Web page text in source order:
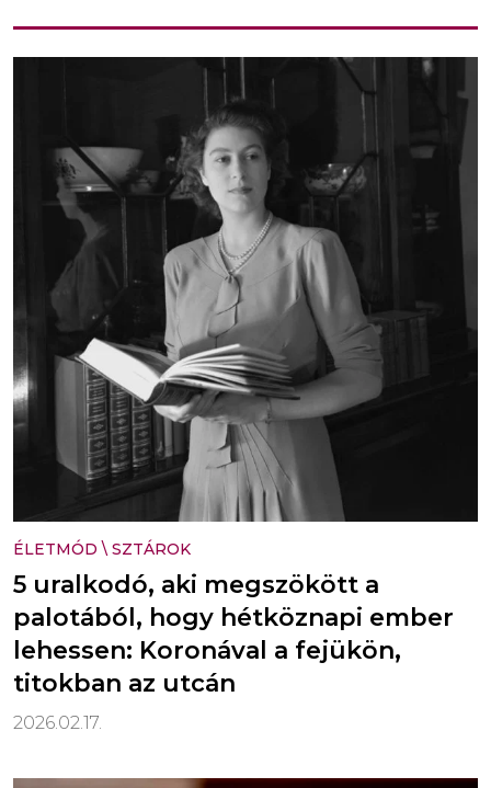
ÉLETMÓD \ SZTÁROK
5 uralkodó, aki megszökött a
palotából, hogy hétköznapi ember
lehessen: Koronával a fejükön,
titokban az utcán
2026.02.17.